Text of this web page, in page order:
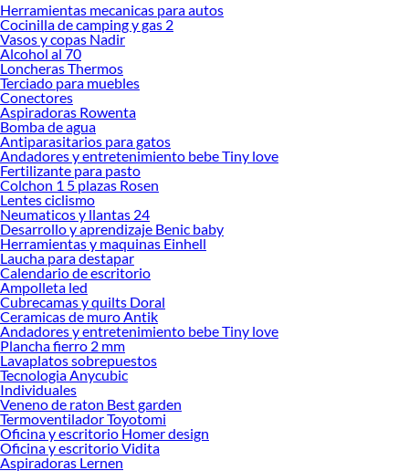
Desde remodelaciones hasta proyectos de decoración, estamos aquí para hacer
tus ideas realidad. ¡Visítanos y encuentra todo lo que tenemos para ofrecerte en
Seguridad!
Explora la variedad de productos de Seguridad en Sodimac
Herramientas, materiales y accesorios de calidad para tus proyectos y
renovación de espacios. ¡Visítanos y descubre todo lo que tenemos para
ofrecerte!
Encuentra una amplia variedad de productos de Seguridad en Sodimac.
Encuentra todo lo necesario para tus proyectos de renovación y decoración.
¡Visítanos y haz tus ideas realidad!
Herramientas mecanicas para autos
Cocinilla de camping y gas 2
Vasos y copas Nadir
Alcohol al 70
Loncheras Thermos
Terciado para muebles
Conectores
Aspiradoras Rowenta
Bomba de agua
Antiparasitarios para gatos
Andadores y entretenimiento bebe Tiny love
Fertilizante para pasto
Colchon 1 5 plazas Rosen
Lentes ciclismo
Neumaticos y llantas 24
Desarrollo y aprendizaje Benic baby
Herramientas y maquinas Einhell
Laucha para destapar
Calendario de escritorio
Ampolleta led
Cubrecamas y quilts Doral
Ceramicas de muro Antik
Andadores y entretenimiento bebe Tiny love
Plancha fierro 2 mm
Lavaplatos sobrepuestos
Tecnologia Anycubic
Individuales
Veneno de raton Best garden
Termoventilador Toyotomi
Oficina y escritorio Homer design
Oficina y escritorio Vidita
Aspiradoras Lernen